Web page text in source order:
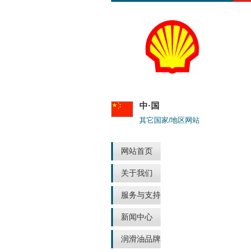
中·国
其它国家/地区网站
网站首页
关于我们
服务与支持
新闻中心
润滑油品牌